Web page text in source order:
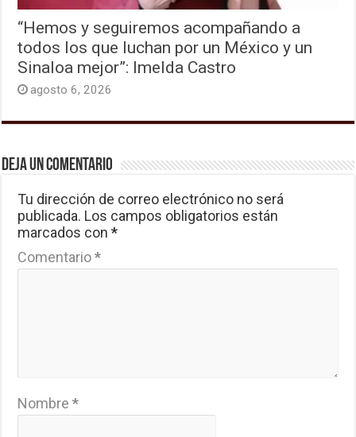
“Hemos y seguiremos acompañando a
todos los que luchan por un México y un
Sinaloa mejor”: Imelda Castro
agosto 6, 2026
Deja un comentario
Tu dirección de correo electrónico no será
publicada. Los campos obligatorios están
marcados con*
Comentario*
Nombre*